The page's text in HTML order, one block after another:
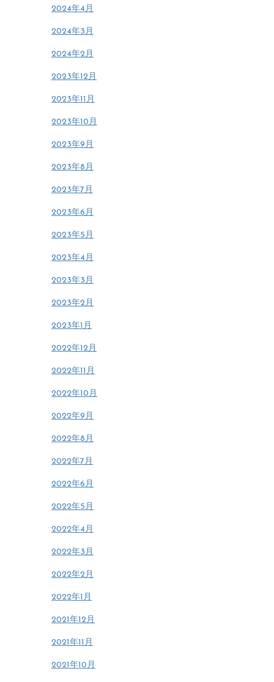
2024年4月
2024年3月
2024年2月
2023年12月
2023年11月
2023年10月
2023年9月
2023年8月
2023年7月
2023年6月
2023年5月
2023年4月
2023年3月
2023年2月
2023年1月
2022年12月
2022年11月
2022年10月
2022年9月
2022年8月
2022年7月
2022年6月
2022年5月
2022年4月
2022年3月
2022年2月
2022年1月
2021年12月
2021年11月
2021年10月